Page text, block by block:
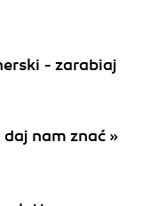
- zarabiaj
nam znać »